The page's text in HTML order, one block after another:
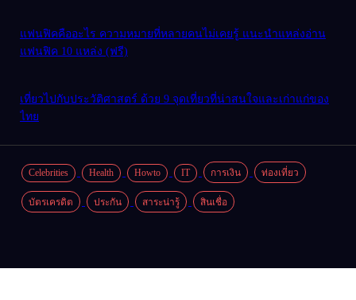
แฟนฟิคคืออะไร ความหมายที่หลายคนไม่เคยรู้ แนะนำแหล่งอ่าน
แฟนฟิค 10 แหล่ง (ฟรี)
เที่ยวไปกับประวัติศาสตร์ ด้วย 9 จุดเที่ยวที่น่าสนใจและเก่าแก่ของ
ไทย
Celebrities Health Howto IT การเงิน ท่องเที่ยว
บัตรเครดิต ประกัน สาระน่ารู้ สินเชื่อ